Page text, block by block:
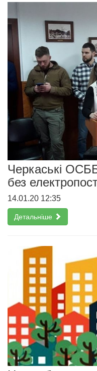
Черкаські
без
14.01.20 12:35
Детальніше